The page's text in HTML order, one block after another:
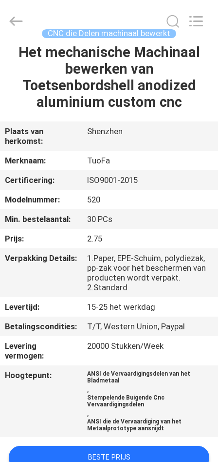
HUIS
PRODUCTEN
ONS
FABRIEKSTOCHT
KWALITEITSCONTROLE
NEEM
CONTACT
MET
NIEUWS
VRAAG
EEN
PRIVACYBELEID
Technology
Reserved.
CNC die Delen machinaal bewerkt
Het mechanische Machinaal
bewerken van
Toetsenbordshell anodized
aluminium custom cnc
Plaats van
herkomst:
Shenzhen
Merknaam:
TuoFa
Certificering:
ISO9001-2015
Modelnummer:
520
Min. bestelaantal:
30 PCs
Prijs:
2.75
Verpakking Details:
1.Paper, EPE-Schuim, polydiezak,
pp-zak voor het beschermen van
producten wordt verpakt.
2.Standard
Levertijd:
15-25 het werkdag
Betalingscondities:
T/T, Western Union, Paypal
Levering
vermogen:
20000 Stukken/Week
Hoogtepunt:
ANSI de Vervaardigingsdelen van het
Bladmetaal
,
Stempelende Buigende Cnc
Vervaardigingsdelen
,
ANSI die de Vervaardiging van het
Metaalprototype aansnijdt
BESTE PRIJS